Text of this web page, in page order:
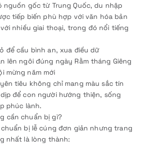
nguồn gốc từ Trung Quốc, du nhập
tiếp biến phù hợp với văn hóa bản
nhiều giai thoại, trong đó nổi tiếng
để cầu bình an, xua điều dữ
lên ngôi đúng ngày Rằm tháng Giêng
mừng năm mới
tiêu không chỉ mang màu sắc tín
để con người hướng thiện, sống
phúc lành.
cần chuẩn bị gì?
bị lễ cúng đơn giản nhưng trang
nhất là lòng thành: